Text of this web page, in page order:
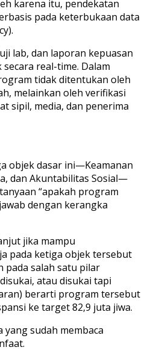
karena itu, pendekatan
pada keterbukaan data
lab, dan laporan kepuasan
real-time. Dalam
tidak ditentukan oleh
melainkan oleh verifikasi
sipil, media, dan penerima
objek dasar ini—Keamanan
dan Akuntabilitas Sosial—
“apakah program
dengan kerangka
jika mampu
pada ketiga objek tersebut
pada salah satu pilar
atau disukai tapi
berarti program tersebut
ke target 82,9 juta jiwa.
yang sudah membaca